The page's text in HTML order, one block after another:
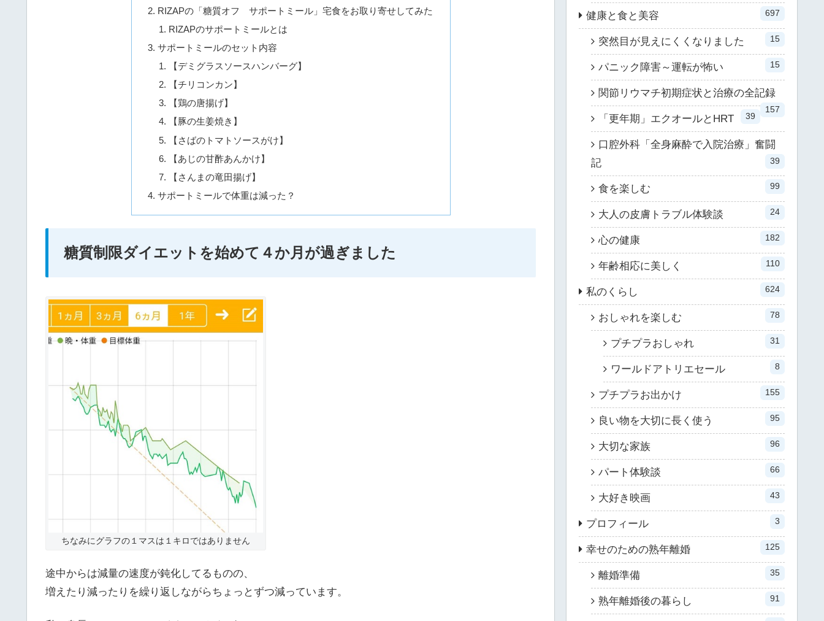
RIZAPの「糖質オフ サポートミール」宅食をお取り寄せしてみた
RIZAPのサポートミールとは
サポートミールのセット内容
【デミグラスソースハンバーグ】
【チリコンカン】
【鶏の唐揚げ】
【豚の生姜焼き】
【さばのトマトソースがけ】
【あじの甘酢あんかけ】
【さんまの竜田揚げ】
サポートミールで体重は減った？
糖質制限ダイエットを始めて４か月が過ぎました
ちなみにグラフの１マスは１キロではありません
途中からは減量の速度が鈍化してるものの、
増えたり減ったりを繰り返しながらちょっとずつ減っています。
健康と食と美容 697
突然目が見えにくくなりました 15
パニック障害～運転が怖い 15
関節リウマチ初期症状と治療の全記録
157
「更年期」エクオールとHRT 39
口腔外科「全身麻酔で入院治療」奮闘
記
39
食を楽しむ 99
大人の皮膚トラブル体験談 24
心の健康 182
年齢相応に美しく 110
私のくらし 624
おしゃれを楽しむ 78
プチプラおしゃれ 31
ワールドアトリエセール 8
プチプラお出かけ 155
良い物を大切に長く使う 95
大切な家族 96
パート体験談 66
大好き映画 43
プロフィール 3
幸せのための熟年離婚 125
離婚準備 35
熟年離婚後の暮らし 91